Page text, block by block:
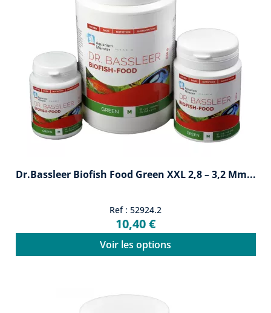
Dr.Bassleer Biofish Food Green XXL 2,8 – 3,2 Mm...
Ref : 52924.2
10,40 €
Voir les options